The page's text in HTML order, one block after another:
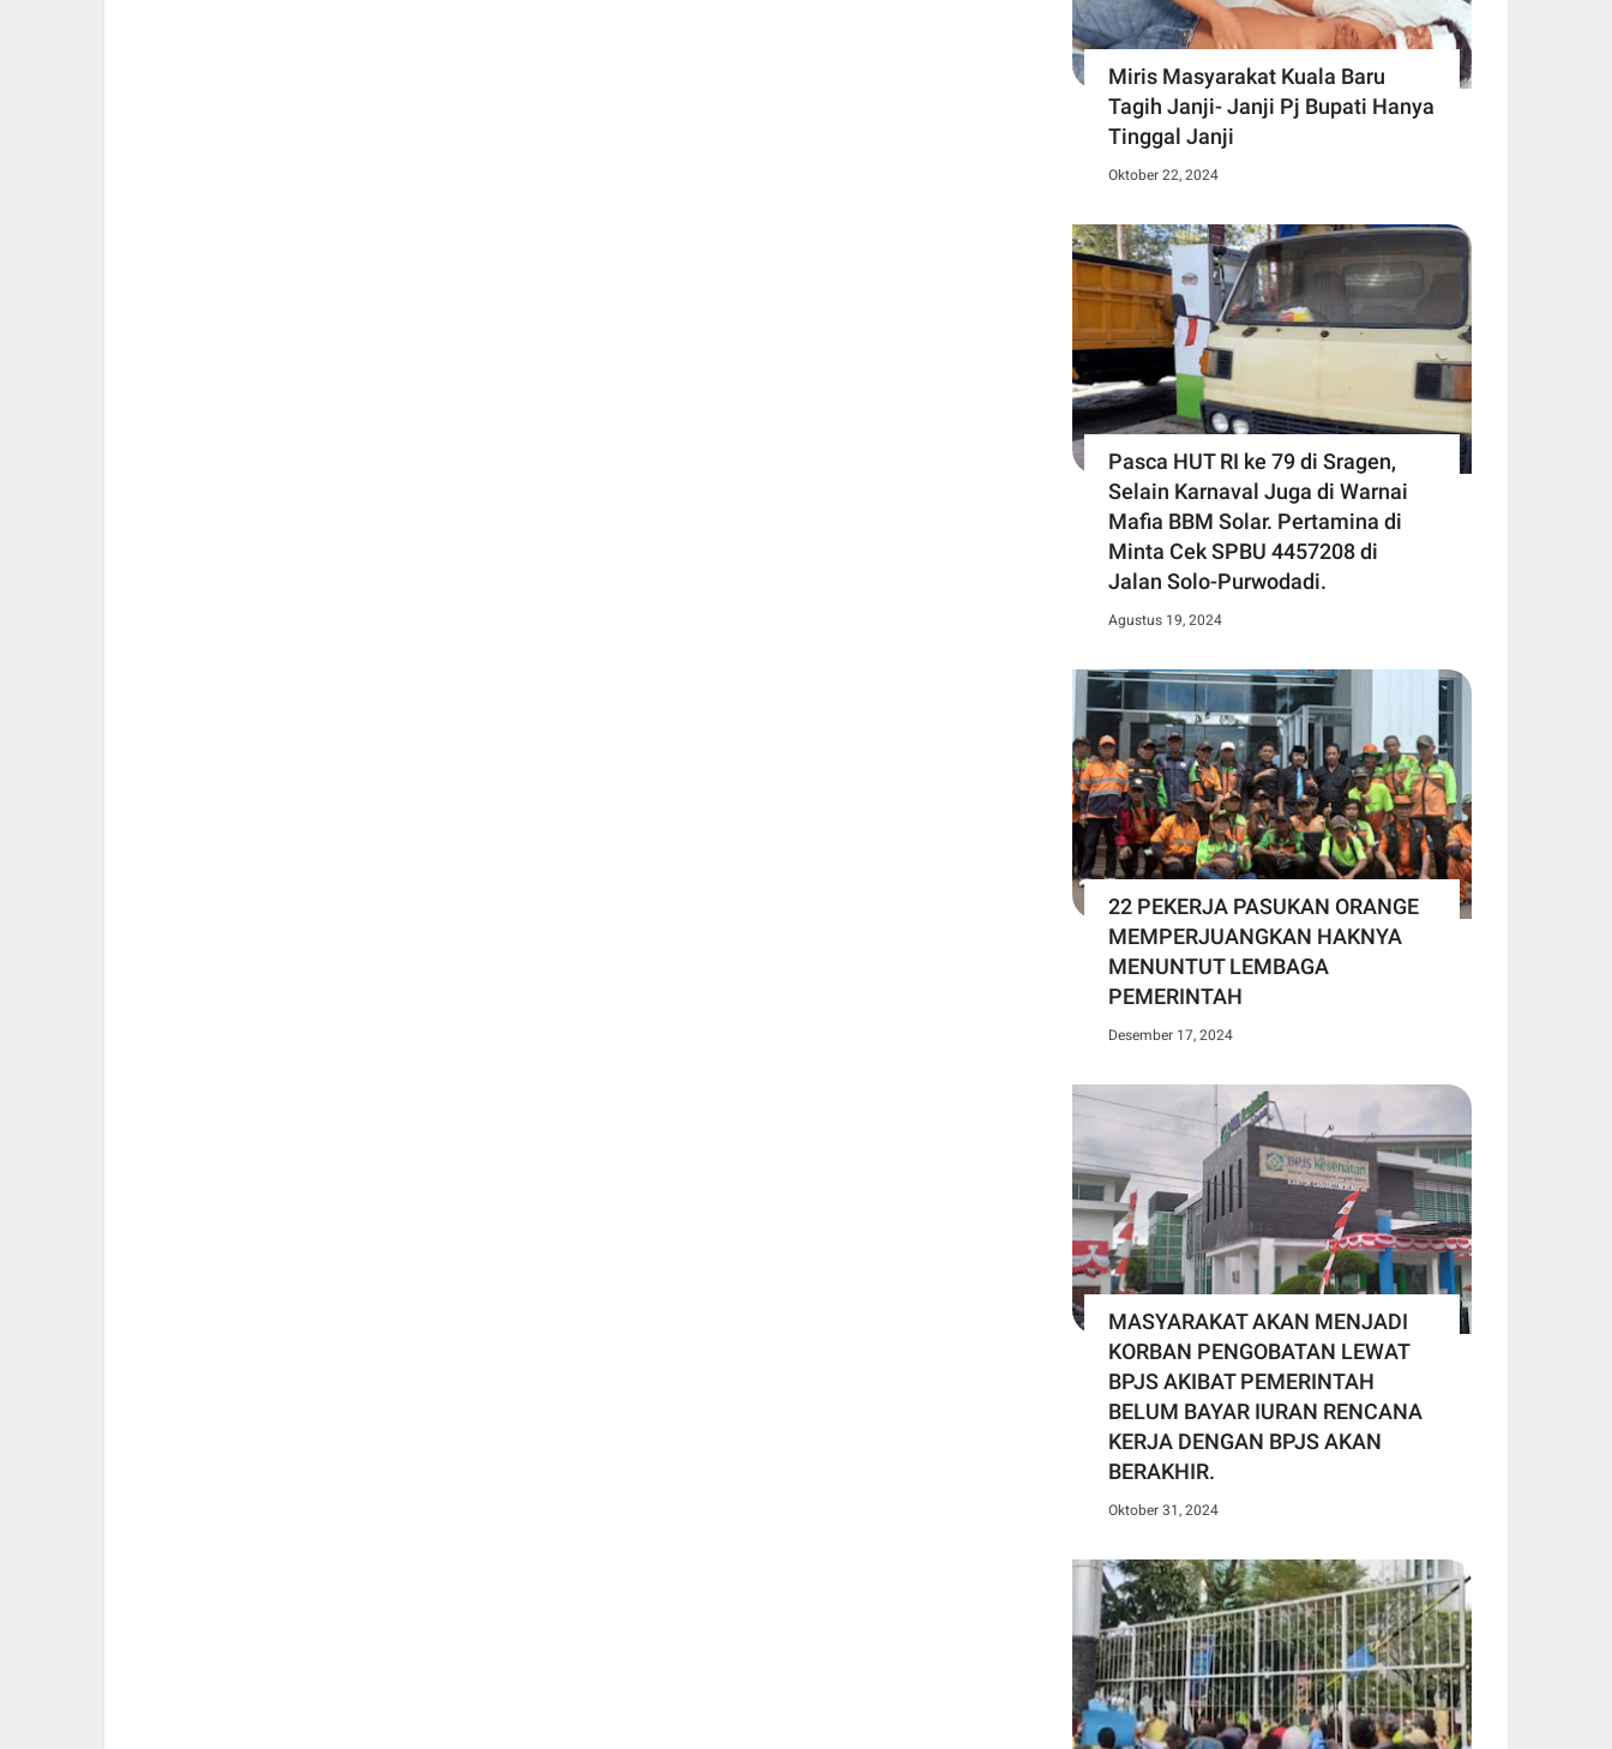
Miris Masyarakat Kuala Baru
Tagih Janji- Janji Pj Bupati Hanya
Tinggal Janji
Oktober 22, 2024
Pasca HUT RI ke 79 di Sragen,
Selain Karnaval Juga di Warnai
Mafia BBM Solar. Pertamina di
Minta Cek SPBU 4457208 di
Jalan Solo-Purwodadi.
Agustus 19, 2024
22 PEKERJA PASUKAN ORANGE
MEMPERJUANGKAN HAKNYA
MENUNTUT LEMBAGA
PEMERINTAH
Desember 17, 2024
MASYARAKAT AKAN MENJADI
KORBAN PENGOBATAN LEWAT
BPJS AKIBAT PEMERINTAH
BELUM BAYAR IURAN RENCANA
KERJA DENGAN BPJS AKAN
BERAKHIR.
Oktober 31, 2024